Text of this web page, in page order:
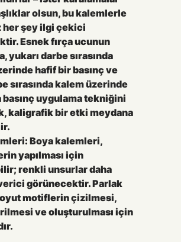
olsun, bu kalemlerle
her şey ilgi çekici
Esnek fırça ucunun
yukarı darbe sırasında
hafif bir basınç ve
sırasında kalem üzerinde
basınç uygulama tekniğini
kaligrafik bir etki meydana
Boya kalemleri,
yapılması için
renkli unsurlar daha
görünecektir. Parlak
motiflerin çizilmesi,
ve oluşturulması için